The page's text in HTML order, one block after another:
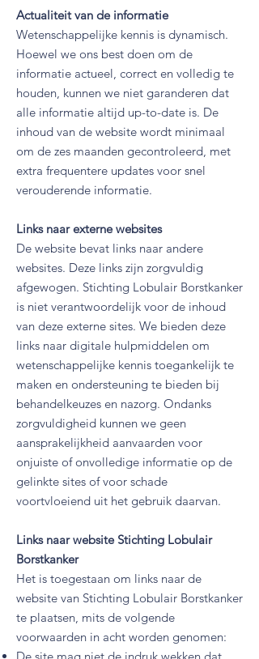
Actualiteit van de informatie
Wetenschappelijke kennis is dynamisch.
Hoewel we ons best doen om de
informatie actueel, correct en volledig te
houden, kunnen we niet garanderen dat
alle informatie altijd up-to-date is. De
inhoud van de website wordt minimaal
om de zes maanden gecontroleerd, met
extra frequentere updates voor snel
verouderende informatie.
Links naar externe websites
De website bevat links naar andere
websites. Deze links zijn zorgvuldig
afgewogen. Stichting Lobulair Borstkanker
is niet verantwoordelijk voor de inhoud
van deze externe sites. We bieden deze
links naar digitale hulpmiddelen om
wetenschappelijke kennis toegankelijk te
maken en ondersteuning te bieden bij
behandelkeuzes en nazorg. Ondanks
zorgvuldigheid kunnen we geen
aansprakelijkheid aanvaarden voor
onjuiste of onvolledige informatie op de
gelinkte sites of voor schade
voortvloeiend uit het gebruik daarvan.
Links naar website Stichting Lobulair
Borstkanker
Het is toegestaan om links naar de
website van Stichting Lobulair Borstkanker
te plaatsen, mits de volgende
voorwaarden in acht worden genomen: